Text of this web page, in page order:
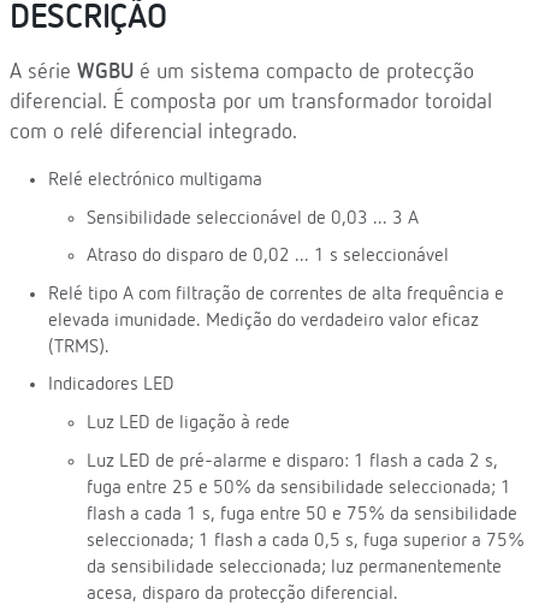
DESCRIÇÃO
A série WGBU é um sistema compacto de protecção
diferencial. É composta por um transformador toroidal
com o relé diferencial integrado.
Relé electrónico multigama
Sensibilidade seleccionável de 0,03 ... 3 A
Atraso do disparo de 0,02 ... 1 s seleccionável
Relé tipo A com filtração de correntes de alta frequência e
elevada imunidade. Medição do verdadeiro valor eficaz
(TRMS).
Indicadores LED
Luz LED de ligação à rede
Luz LED de pré-alarme e disparo: 1 flash a cada 2 s,
fuga entre 25 e 50% da sensibilidade seleccionada; 1
flash a cada 1 s, fuga entre 50 e 75% da sensibilidade
seleccionada; 1 flash a cada 0,5 s, fuga superior a 75%
da sensibilidade seleccionada; luz permanentemente
acesa, disparo da protecção diferencial.